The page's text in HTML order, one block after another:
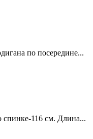
по посередине...
спинке-116 см. Длина...